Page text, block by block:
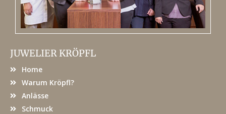
JUWELIER KRÖPFL
Home
Warum Kröpfl?
Anlässe
Schmuck